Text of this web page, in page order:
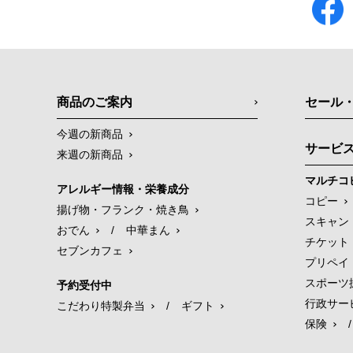
商品のご案内
今週の新商品
来週の新商品
アレルギー情報・栄養成分
揚げ物・フランク・焼き鳥
おでん
/
中華まん
セブンカフェ
予約受付中
こだわり特製弁当
/ ギフト
セール
サービ
マルチコ
コピー
スキャン
チケット
プリペイ
スポーツ
行政サー
保険
/